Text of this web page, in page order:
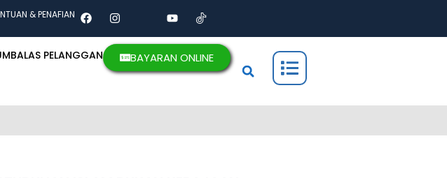
& PENAFIAN
PELANGGAN BAYARAN ONLINE